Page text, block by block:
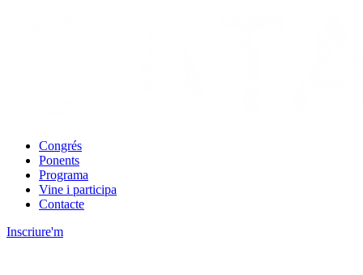
Congrés
Ponents
Programa
Vine i participa
Contacte
Inscriure'm